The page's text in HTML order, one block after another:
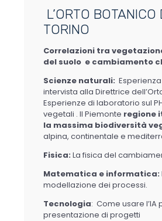
L’ORTO BOTANICO
TORINO
Correlazioni tra
del suolo e cambiamento
Scienze naturali:
intervista alla Direttrice
Esperienze di laboratorio sul
vegetali . Il Piemonte regione
la massima biodiversità
alpina, continentale e
Fisica: La fisica del
Matematica e informatica:
modellazione dei processi.
Tecnologia: Come usare l’IA
presentazione di progetti